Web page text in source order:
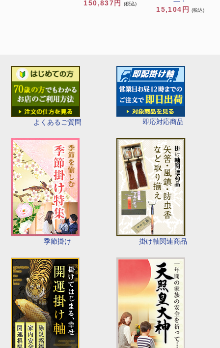
よくあるご質問 即応対応商品
季節掛け 掛け軸関連商品
150,837円
(税込)
15,104円
(税込)